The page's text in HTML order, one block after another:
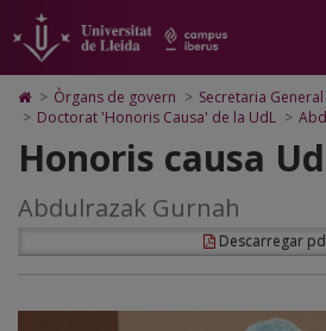
Abdulrazak
Gurnah
pàgina
principal.
Universitat
Lleida
contingut
principal
pàgina
Mapa
Web.
Universitat
Lleida
Cerca
Accessibilitat.
Universitat
Lleida
Icono
de
para
ir
a
la
de
inicio
> Òrgans de govern > Secretaria General
> Doctorat 'Honoris Causa' de la UdL >
Honoris causa
Abdulrazak Gurnah
Descarregar